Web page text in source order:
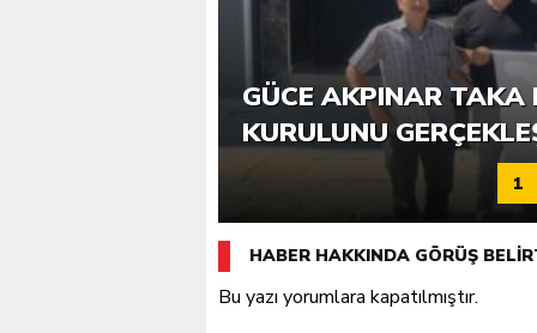
6. GÜCE TEKKEKÖY
KATILIMLA
GÜCE AKPINAR TAKA
KURULUNU
1
HABER HAKKINDA GÖRÜŞ
Bu yazı yorumlara kapatılmıştır.